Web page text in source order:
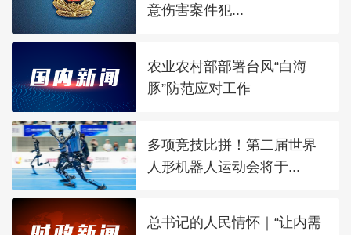
意伤害案件犯...
农业农村部部署台风“白海
豚”防范应对工作
多项竞技比拼！第二届世界
人形机器人运动会将于...
总书记的人民情怀｜“让内需